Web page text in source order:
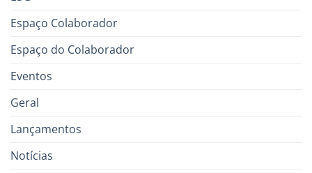
Espaço Colaborador
Espaço do Colaborador
Eventos
Geral
Lançamentos
Notícias